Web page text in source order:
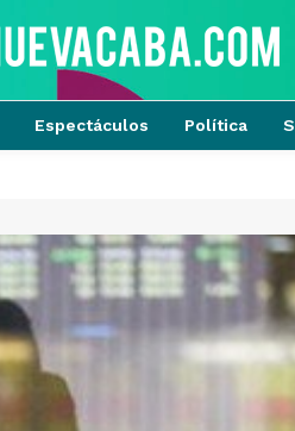
Espectáculos Política